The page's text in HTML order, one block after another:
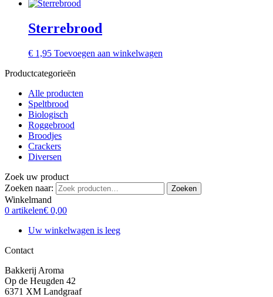
Sterrebrood
€ 1,95 Toevoegen aan winkelwagen
Productcategorieën
Alle producten
Speltbrood
Biologisch
Roggebrood
Broodjes
Crackers
Diversen
Zoek uw product
Zoeken naar:
Zoeken
Winkelmand
0 artikelen€ 0,00
Uw winkelwagen is leeg
Contact
Bakkerij Aroma
Op de Heugden 42
6371 XM Landgraaf